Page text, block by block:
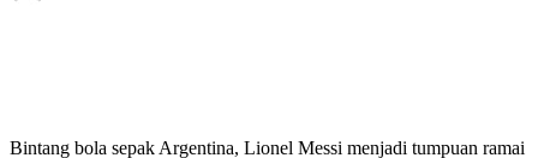
Bintang bola sepak Argentina, Lionel Messi menjadi tumpuan ramai